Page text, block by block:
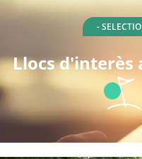
-
Llocs d'interès